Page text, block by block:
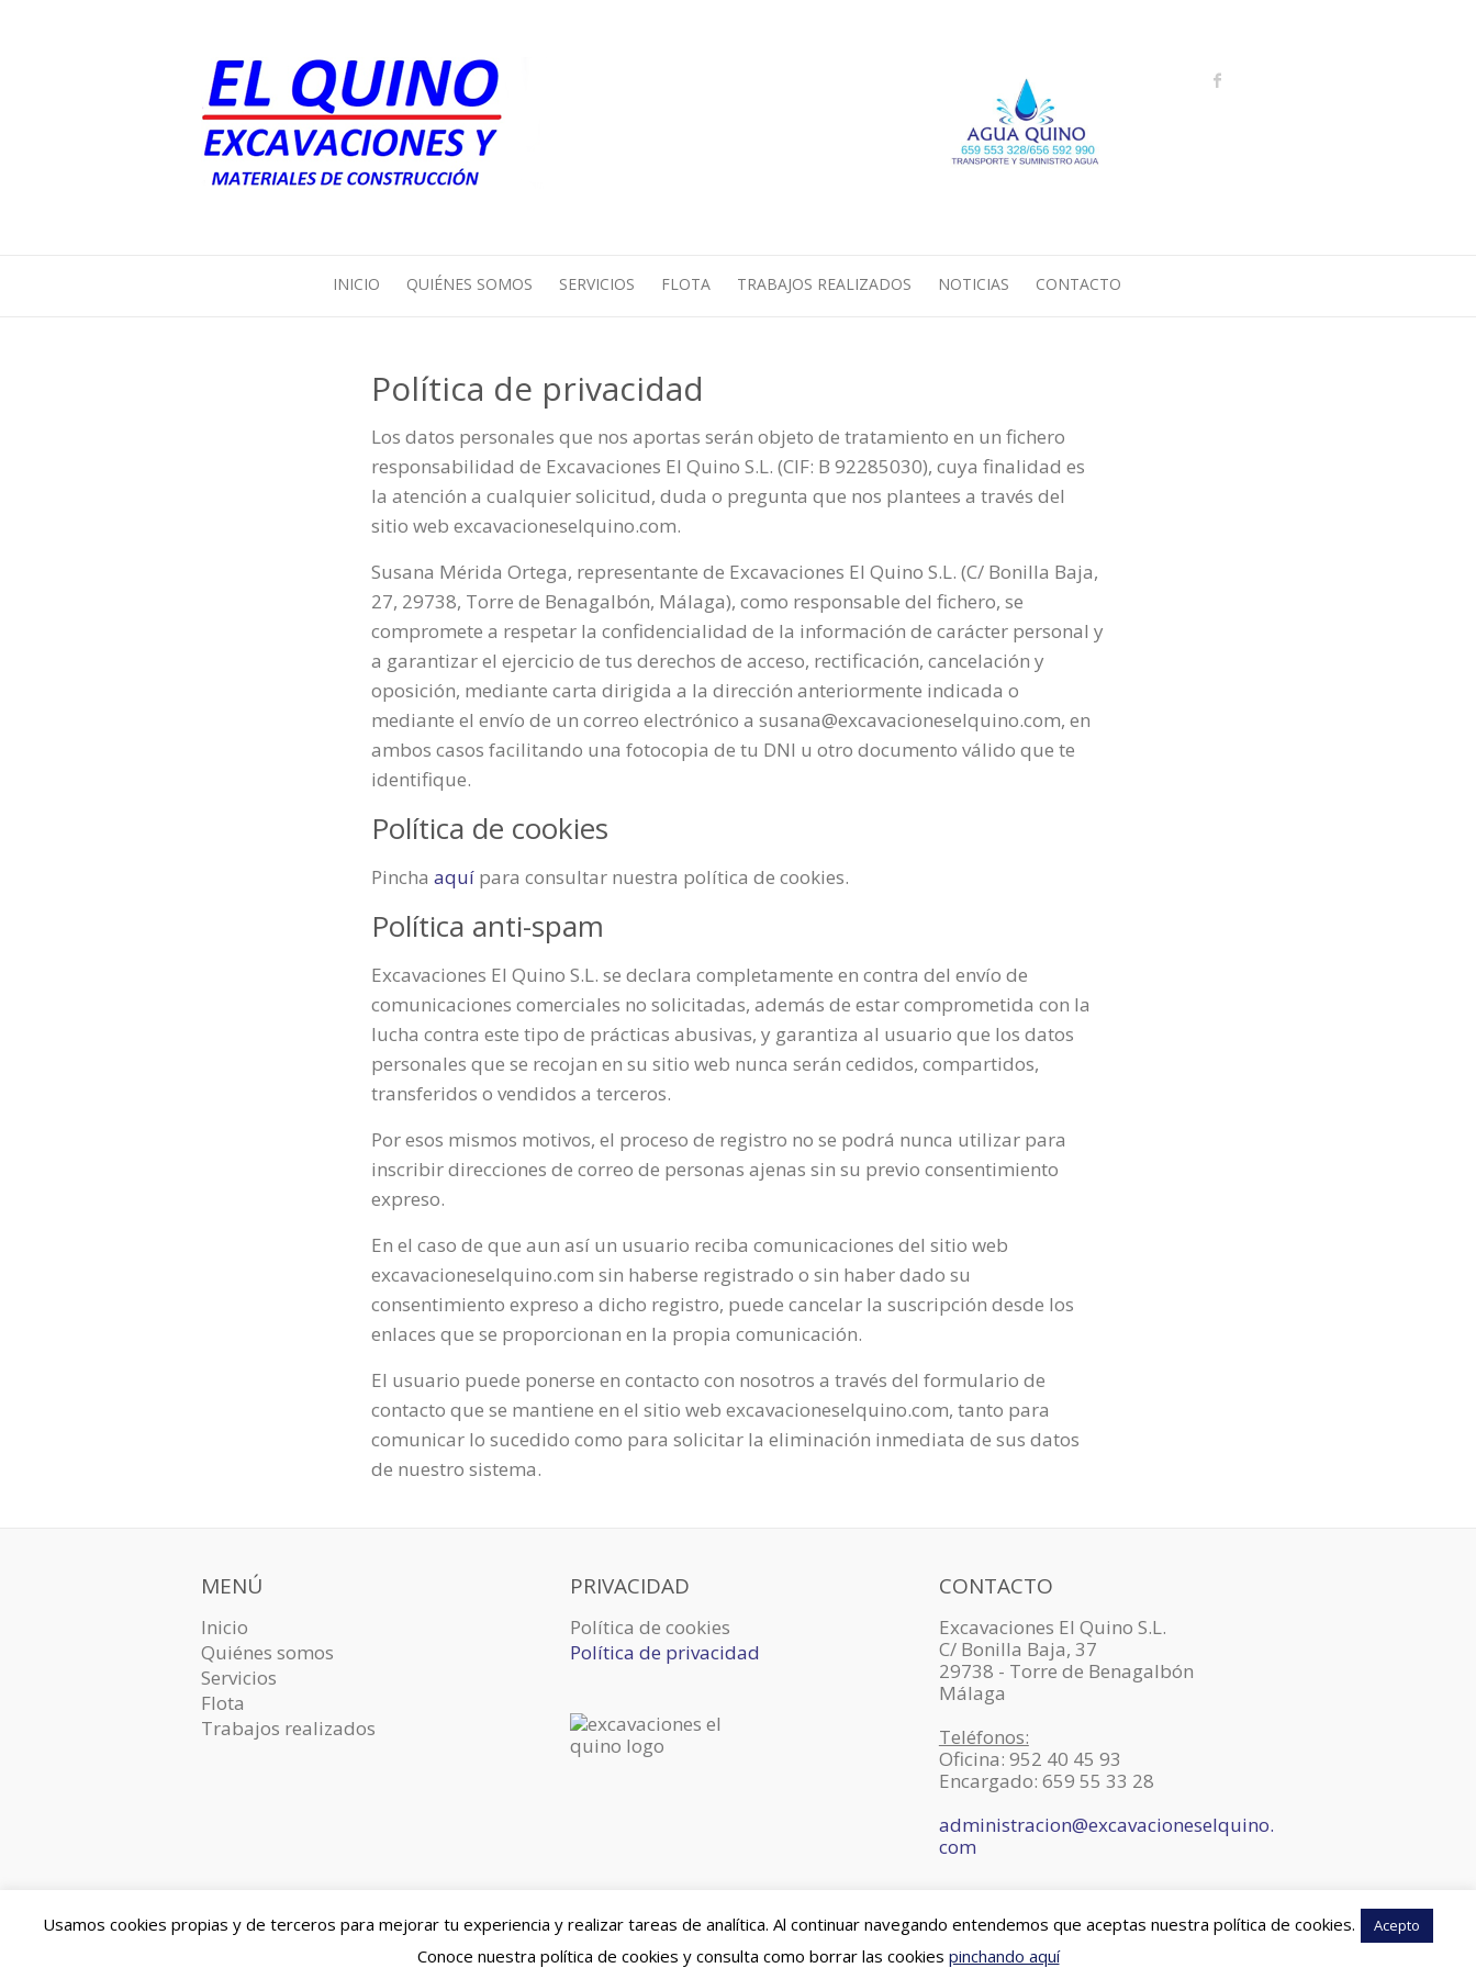
INICIO QUIÉNES SOMOS SERVICIOS FLOTA TRABAJOS REALIZADOS NOTICIAS CONTACTO
Política de privacidad
Los datos personales que nos aportas serán objeto de tratamiento en un fichero
responsabilidad de Excavaciones El Quino S.L. (CIF: B 92285030), cuya finalidad es
la atención a cualquier solicitud, duda o pregunta que nos plantees a través del
sitio web excavacioneselquino.com.
Susana Mérida Ortega, representante de Excavaciones El Quino S.L. (C/ Bonilla Baja,
27, 29738, Torre de Benagalbón, Málaga), como responsable del fichero, se
compromete a respetar la confidencialidad de la información de carácter personal y
a garantizar el ejercicio de tus derechos de acceso, rectificación, cancelación y
oposición, mediante carta dirigida a la dirección anteriormente indicada o
mediante el envío de un correo electrónico a susana@excavacioneselquino.com, en
ambos casos facilitando una fotocopia de tu DNI u otro documento válido que te
identifique.
Política de cookies
Pincha aquí para consultar nuestra política de cookies.
Política anti-spam
Excavaciones El Quino S.L. se declara completamente en contra del envío de
comunicaciones comerciales no solicitadas, además de estar comprometida con la
lucha contra este tipo de prácticas abusivas, y garantiza al usuario que los datos
personales que se recojan en su sitio web nunca serán cedidos, compartidos,
transferidos o vendidos a terceros.
Por esos mismos motivos, el proceso de registro no se podrá nunca utilizar para
inscribir direcciones de correo de personas ajenas sin su previo consentimiento
expreso.
En el caso de que aun así un usuario reciba comunicaciones del sitio web
excavacioneselquino.com sin haberse registrado o sin haber dado su
consentimiento expreso a dicho registro, puede cancelar la suscripción desde los
enlaces que se proporcionan en la propia comunicación.
El usuario puede ponerse en contacto con nosotros a través del formulario de
contacto que se mantiene en el sitio web excavacioneselquino.com, tanto para
comunicar lo sucedido como para solicitar la eliminación inmediata de sus datos
de nuestro sistema.
MENÚ
Inicio
Quiénes somos
Servicios
Flota
Trabajos realizados
PRIVACIDAD
Política de cookies
Política de privacidad
CONTACTO
Excavaciones El Quino S.L.
C/ Bonilla Baja, 37
29738 - Torre de Benagalbón
Málaga
Teléfonos:
Oficina: 952 40 45 93
Encargado: 659 55 33 28
administracion@excavacioneselquino.
com
Copyright © 2026 Excavaciones El Quino
Usamos cookies propias y de terceros para mejorar tu experiencia y realizar tareas de analítica. Al continuar navegando entendemos que aceptas nuestra política de cookies. Acepto
Conoce nuestra política de cookies y consulta como borrar las cookies pinchando aquí